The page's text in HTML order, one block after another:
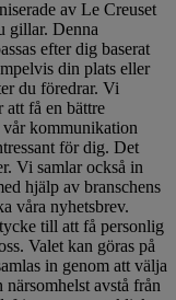
av Le Creuset
gillar. Denna
efter dig baserat
din plats eller
du föredrar. Vi
få en bättre
vår kommunikation
för dig. Det
Vi samlar också in
hjälp av branschens
våra nyhetsbrev.
till att få personlig
Valet kan göras på
in genom att välja
avstå från